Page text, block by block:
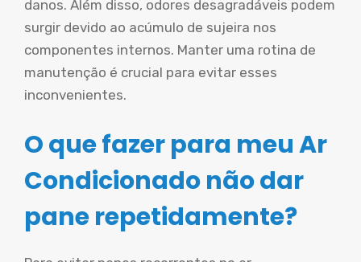
danos. Além disso, odores desagradáveis podem
surgir devido ao acúmulo de sujeira nos
componentes internos. Manter uma rotina de
manutenção é crucial para evitar esses
inconvenientes.
O que fazer para meu Ar
Condicionado não dar
pane repetidamente?